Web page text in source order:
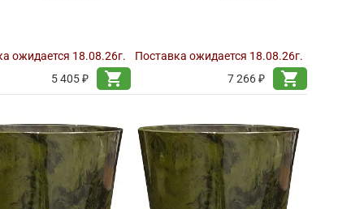
ожидается 18.08.26г.
5 405 ₽
shopping_cart
Поставка ожидается 18.08.26г.
7 266 ₽
shopping_cart